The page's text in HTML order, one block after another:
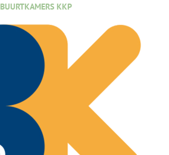
BUURTKAMERS KKP